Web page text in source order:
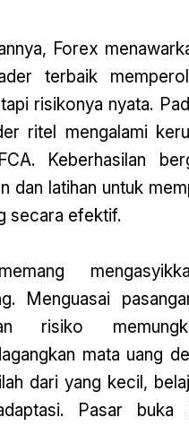
Forex
terbaik
risikonya nyata.
ritel mengalami
Keberhasilan
dan latihan untuk
secara efektif.
Menguasai
risiko
mata uang
dari yang kecil,
Pasar buka